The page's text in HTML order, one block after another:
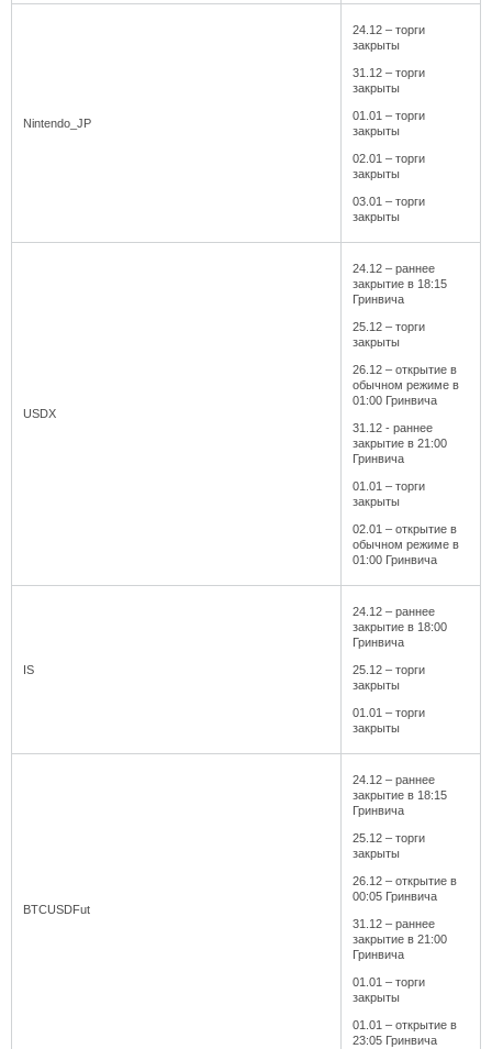
Nintendo_JP
24.12 – торги
закрыты
31.12 – торги
закрыты
01.01 – торги
закрыты
02.01 – торги
закрыты
03.01 – торги
закрыты
USDX
24.12 – раннее
закрытие в 18:15
Гринвича
25.12 – торги
закрыты
26.12 – открытие в
обычном режиме в
01:00 Гринвича
31.12 - раннее
закрытие в 21:00
Гринвича
01.01 – торги
закрыты
02.01 – открытие в
обычном режиме в
01:00 Гринвича
IS
24.12 – раннее
закрытие в 18:00
Гринвича
25.12 – торги
закрыты
01.01 – торги
закрыты
BTCUSDFut
24.12 – раннее
закрытие в 18:15
Гринвича
25.12 – торги
закрыты
26.12 – открытие в
00:05 Гринвича
31.12 – раннее
закрытие в 21:00
Гринвича
01.01 – торги
закрыты
01.01 – открытие в
23:05 Гринвича